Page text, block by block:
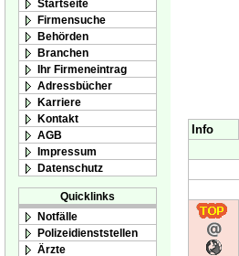
Startseite
Firmensuche
Behörden
Branchen
Ihr Firmeneintrag
Adressbücher
Karriere
Kontakt
AGB
Impressum
Datenschutz
Quicklinks
Notfälle
Polizeidienststellen
Ärzte
Info